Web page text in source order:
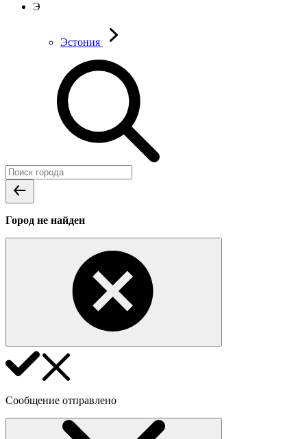
Э
Эстония
Город не найден
Сообщение отправлено